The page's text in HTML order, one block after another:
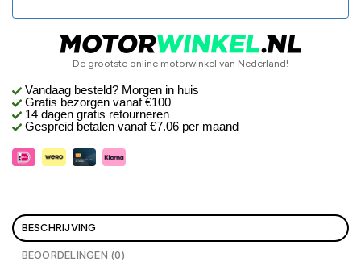
De grootste online motorwinkel van Nederland!
Vandaag besteld? Morgen in huis
Gratis bezorgen vanaf €100
14 dagen gratis retourneren
Gespreid betalen vanaf €7.06 per maand
BESCHRIJVING
BEOORDELINGEN (0)